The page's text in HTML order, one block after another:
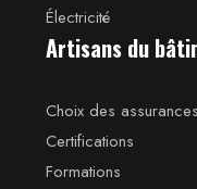
Électricité
Artisans du
Choix des assurances
Certifications
Formations